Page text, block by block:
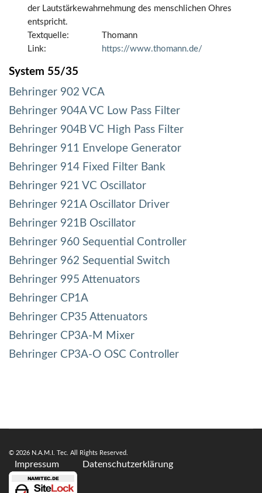
der Lautstärkewahrnehmung des menschlichen Ohres
entspricht.
Textquelle:
Thomann
Link:
https://www.thomann.de/
System 55/35
Behringer 902 VCA
Behringer 904A VC Low Pass Filter
Behringer 904B VC High Pass Filter
Behringer 911 Envelope Generator
Behringer 914 Fixed Filter Bank
Behringer 921 VC Oscillator
Behringer 921A Oscillator Driver
Behringer 921B Oscillator
Behringer 960 Sequential Controller
Behringer 962 Sequential Switch
Behringer 995 Attenuators
Behringer CP1A
Behringer CP35 Attenuators
Behringer CP3A-M Mixer
Behringer CP3A-O OSC Controller
© 2026 N.A.M.I. Tec. All Rights Reserved.
Impressum Datenschutzerklärung